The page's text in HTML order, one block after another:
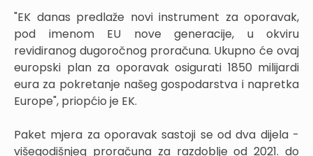
"EK danas predlaže novi instrument za oporavak,
pod imenom EU nove generacije, u okviru
revidiranog dugoročnog proračuna. Ukupno će ovaj
europski plan za oporavak osigurati 1850 milijardi
eura za pokretanje našeg gospodarstva i napretka
Europe", priopćio je EK.
Paket mjera za oporavak sastoji se od dva dijela -
višegodišnjeg proračuna za razdoblje od 2021. do